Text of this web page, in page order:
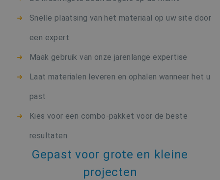
Snelle plaatsing van het materiaal op uw site door
een expert
Maak gebruik van onze jarenlange expertise
Laat materialen leveren en ophalen wanneer het u
past
Kies voor een combo-pakket voor de beste
resultaten
Gepast voor grote en kleine
projecten